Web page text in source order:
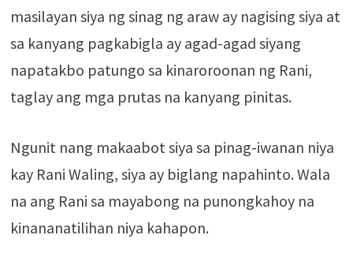
masilayan siya ng sinag ng araw ay nagising siya at
sa kanyang pagkabigla ay agad-agad siyang
napatakbo patungo sa kinaroroonan ng Rani,
taglay ang mga prutas na kanyang pinitas.
Ngunit nang makaabot siya sa pinag-iwanan niya
kay Rani Waling, siya ay biglang napahinto. Wala
na ang Rani sa mayabong na punongkahoy na
kinananatilihan niya kahapon.